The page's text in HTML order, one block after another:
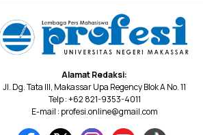
Alamat Redaksi:
Jl. Dg. Tata III, Makassar Upa Regency Blok A No. 11
Telp : +62 821-9353-4011
E-mail : profesi.online@gmail.com